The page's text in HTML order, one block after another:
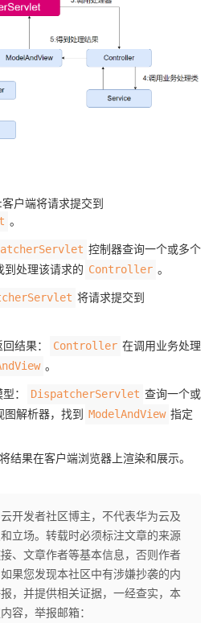
户端将请求提交到
。
控制器查询一个或多个
到处理该请求的 Controller 。
将请求提交到
结果： Controller 在调用业务处理
。
： DispatcherServlet 查询一个或
图解析器，找到 ModelAndView 指定
结果在客户端浏览器上渲染和展示。
开发者社区博主，不代表华为云及
立场。转载时必须标注文章的来源
、文章作者等基本信息，否则作者
果您发现本社区中有涉嫌抄袭的内
，并提供相关证据，一经查实，本
容，举报邮箱：